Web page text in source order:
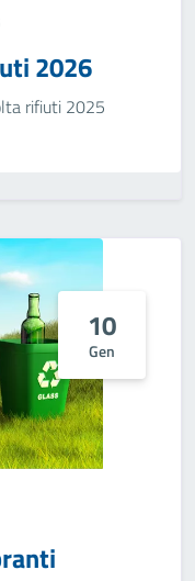
2026
rifiuti 2025
10
Gen